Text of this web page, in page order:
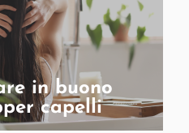
in buono
capelli